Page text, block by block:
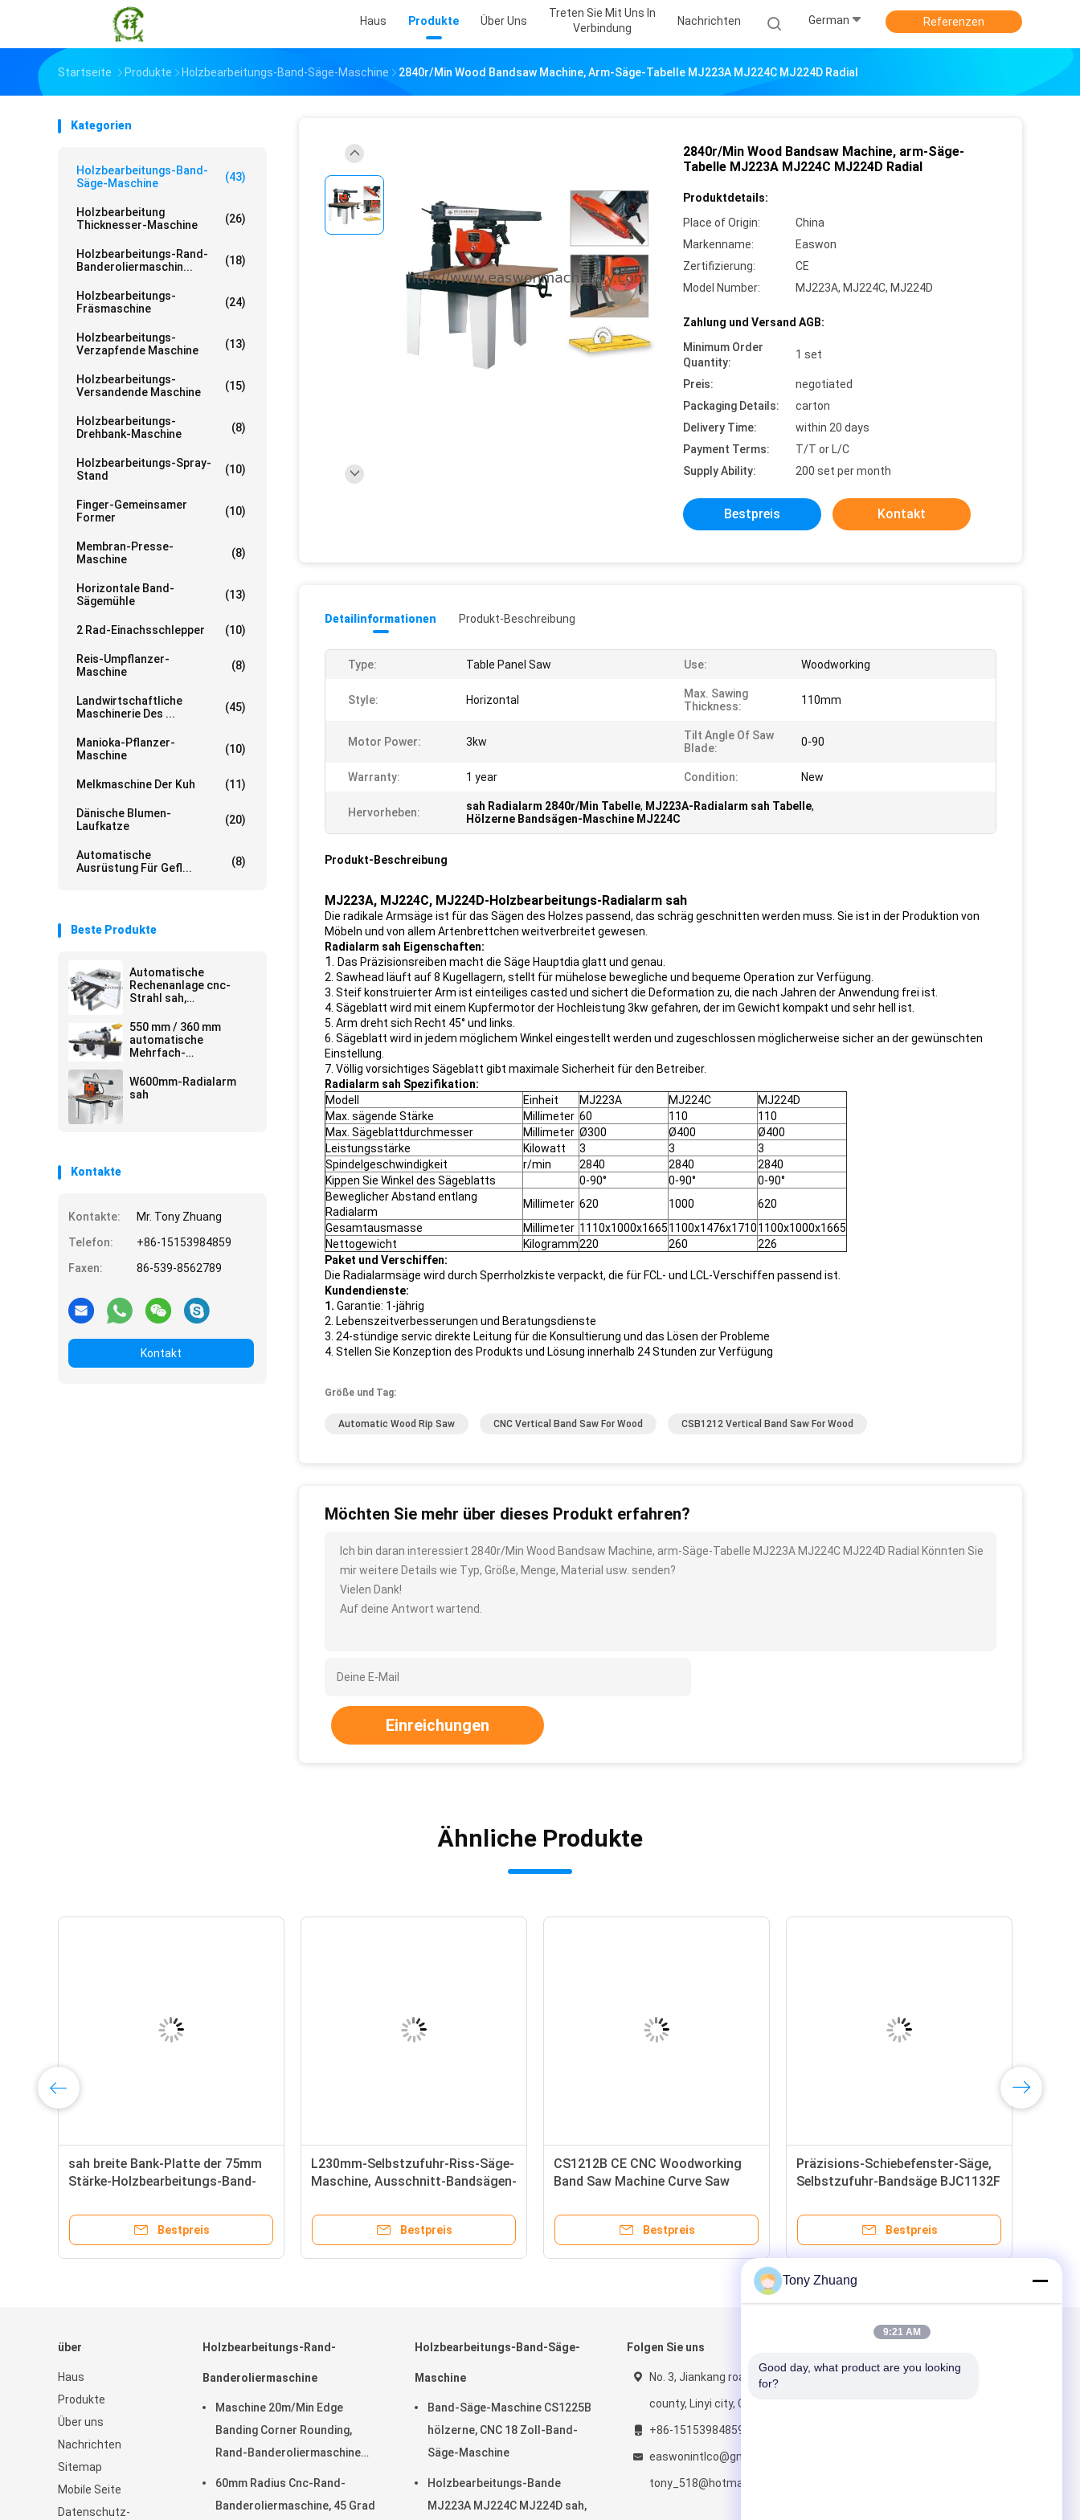
Haus Produkte Über Uns
Treten Sie Mit Uns In
Verbindung
Nachrichten German Referenzen
Startseite Produkte Holzbearbeitungs-Band-Säge-Maschine 2840r/Min Wood Bandsaw Machine, Arm-Säge-Tabelle MJ223A MJ224C MJ224D Radial
Kategorien
Holzbearbeitungs-Band-
Säge-Maschine
(43)
Holzbearbeitung
Thicknesser-Maschine
(26)
Holzbearbeitungs-Rand-
Banderoliermaschin...
(18)
Holzbearbeitungs-
Fräsmaschine
(24)
Holzbearbeitungs-
Verzapfende Maschine
(13)
Holzbearbeitungs-
Versandende Maschine
(15)
Holzbearbeitungs-
Drehbank-Maschine
(8)
Holzbearbeitungs-Spray-
Stand
(10)
Finger-Gemeinsamer
Former
(10)
Membran-Presse-
Maschine
(8)
Horizontale Band-
Sägemühle
(13)
2 Rad-Einachsschlepper (10)
Reis-Umpflanzer-
Maschine
(8)
Landwirtschaftliche
Maschinerie Des ...
(45)
Manioka-Pflanzer-
Maschine
(10)
Melkmaschine Der Kuh (11)
Dänische Blumen-
Laufkatze
(20)
Automatische
Ausrüstung Für Gefl...
(8)
Beste Produkte
Automatische
Rechenanlage cnc-
Strahl sah,
sahen, dass
Strahlnausschnitt
austauschend, sah
550 mm / 360 mm
automatische
Mehrfach-
für die Verarbeitung
von Massivholzplatten
W600mm-Radialarm
sah
Kontakte
Kontakte:
Mr. Tony Zhuang
Telefon:
+86-15153984859
Faxen:
86-539-8562789
Kontakt
2840r/Min Wood Bandsaw Machine, arm-Säge-
Tabelle MJ223A MJ224C MJ224D Radial
Produktdetails:
Place of Origin:
China
Markenname:
Easwon
Zertifizierung:
CE
Model Number:
MJ223A, MJ224C, MJ224D
Zahlung und Versand AGB:
Minimum Order
Quantity:
1 set
Preis:
negotiated
Packaging Details:
carton
Delivery Time:
within 20 days
Payment Terms:
T/T or L/C
Supply Ability:
200 set per month
Bestpreis Kontakt
Detailinformationen Produkt-Beschreibung
Type: Table Panel Saw Use: Woodworking
Style: Horizontal
Max. Sawing
Thickness:
110mm
Motor Power: 3kw
Tilt Angle Of Saw
Blade:
0-90
Warranty: 1 year Condition: New
Hervorheben: sah Radialarm 2840r/Min Tabelle, MJ223A-Radialarm sah Tabelle,
Hölzerne Bandsägen-Maschine MJ224C
Produkt-Beschreibung
MJ223A, MJ224C, MJ224D-Holzbearbeitungs-Radialarm sah
Die radikale Armsäge ist für das Sägen des Holzes passend, das schräg geschnitten werden muss. Sie ist in der Produktion von
Möbeln und von allem Artenbrettchen weitverbreitet gewesen.
Radialarm sah Eigenschaften:
1. Das Präzisionsreiben macht die Säge Hauptdia glatt und genau.
2. Sawhead läuft auf 8 Kugellagern, stellt für mühelose bewegliche und bequeme Operation zur Verfügung.
3. Steif konstruierter Arm ist einteiliges casted und sichert die Deformation zu, die nach Jahren der Anwendung frei ist.
4. Sägeblatt wird mit einem Kupfermotor der Hochleistung 3kw gefahren, der im Gewicht kompakt und sehr hell ist.
5. Arm dreht sich Recht 45° und links.
6. Sägeblatt wird in jedem möglichem Winkel eingestellt werden und zugeschlossen möglicherweise sicher an der gewünschten
Einstellung.
7. Völlig vorsichtiges Sägeblatt gibt maximale Sicherheit für den Betreiber.
Radialarm sah Spezifikation:
Modell
Einheit MJ223A MJ224C
MJ224D
Max. sägende Stärke
Millimeter 60 110
110
Max. Sägeblattdurchmesser
Millimeter Ø300 Ø400
Ø400
Leistungsstärke
Kilowatt 3 3
3
Spindelgeschwindigkeit
r/min 2840 2840
2840
Kippen Sie Winkel des Sägeblatts
0-90° 0-90°
0-90°
Beweglicher Abstand entlang
Radialarm
Millimeter 620 1000
620
Gesamtausmasse
Millimeter 1110x1000x16651100x1476x17101100x1000x1665
Nettogewicht
Kilogramm220 260
226
Paket und Verschiffen:
Die Radialarmsäge wird durch Sperrholzkiste verpackt, die für FCL- und LCL-Verschiffen passend ist.
Kundendienste:
1. Garantie: 1-jährig
2. Lebenszeitverbesserungen und Beratungsdienste
3. 24-stündige servic direkte Leitung für die Konsultierung und das Lösen der Probleme
4. Stellen Sie Konzeption des Produkts und Lösung innerhalb 24 Stunden zur Verfügung
Größe und Tag:
Automatic Wood Rip Saw CNC Vertical Band Saw For Wood CSB1212 Vertical Band Saw For Wood
Möchten Sie mehr über dieses Produkt erfahren?
Ich bin daran interessiert 2840r/Min Wood Bandsaw Machine, arm-Säge-Tabelle MJ223A MJ224C MJ224D Radial Könnten Sie
mir weitere Details wie Typ, Größe, Menge, Material usw. senden?
Vielen Dank!
Auf deine Antwort wartend.
Einreichungen
Ähnliche Produkte
sah breite Bank-Platte der 75mm
Stärke-Holzbearbeitungs-Band-
Bestpreis
L230mm-Selbstzufuhr-Riss-Säge-
Maschine, Ausschnitt-Bandsägen-
Bestpreis
CS1212B CE CNC Woodworking
Band Saw Machine Curve Saw
Bestpreis
Präzisions-Schiebefenster-Säge,
Selbstzufuhr-Bandsäge BJC1132F
Bestpreis
über
Haus
Produkte
Über uns
Nachrichten
Sitemap
Mobile Seite
Datenschutz-
Holzbearbeitungs-Rand-
Banderoliermaschine
Maschine 20m/Min Edge
Banding Corner Rounding,
Rand-Banderoliermaschine
60mm Radius Cnc-Rand-
Banderoliermaschine, 45 Grad
Holzbearbeitungs-Band-Säge-
Maschine
Band-Säge-Maschine CS1225B
hölzerne, CNC 18 Zoll-Band-
Säge-Maschine
Holzbearbeitungs-Bande
MJ223A MJ224C MJ224D sah,
Folgen Sie uns
No. 3, Jiankang road, Yishui
county, Linyi city, China
+86-15153984859
easwonintlco@gmail.com;
tony_518@hotmail.com
Tony Zhuang
9:21 AM
Good day, what product are you looking
for?